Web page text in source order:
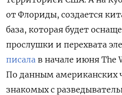
от Флориды, создается
база, которая будет
прослушки и перехвата
писала в начале июня The
По данным американских
знакомых с